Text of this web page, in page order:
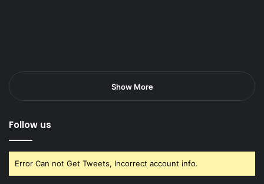
Show More
Follow us
Error Can not Get Tweets, Incorrect account info.